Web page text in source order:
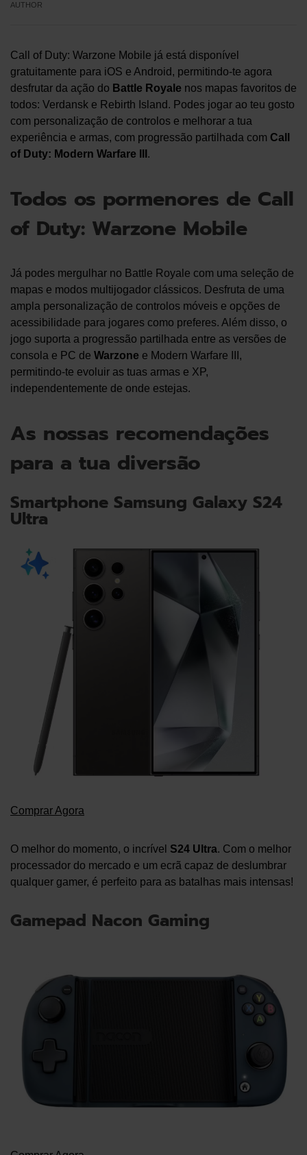
AUTHOR
Call of Duty: Warzone Mobile já está disponível
gratuitamente para iOS e Android, permitindo-te agora
desfrutar da ação do Battle Royale nos mapas favoritos de
todos: Verdansk e Rebirth Island. Podes jogar ao teu gosto
com personalização de controlos e melhorar a tua
experiência e armas, com progressão partilhada com Call
of Duty: Modern Warfare III .
Todos os pormenores de Call
of Duty: Warzone Mobile
Já podes mergulhar no Battle Royale com uma seleção de
mapas e modos multijogador clássicos. Desfruta de uma
ampla personalização de controlos móveis e opções de
acessibilidade para jogares como preferes. Além disso, o
jogo suporta a progressão partilhada entre as versões de
consola e PC de Warzone e Modern Warfare III,
permitindo-te evoluir as tuas armas e XP,
independentemente de onde estejas.
As nossas recomendações
para a tua diversão
Smartphone Samsung Galaxy S24
Ultra
Comprar Agora
O melhor do momento, o incrível S24 Ultra. Com o melhor
processador do mercado e um ecrã capaz de deslumbrar
qualquer gamer, é perfeito para as batalhas mais intensas!
Gamepad Nacon Gaming